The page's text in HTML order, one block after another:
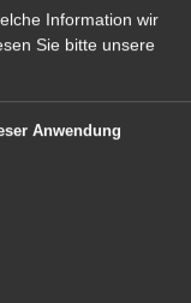
Information wir
Sie bitte unsere
Anwendung